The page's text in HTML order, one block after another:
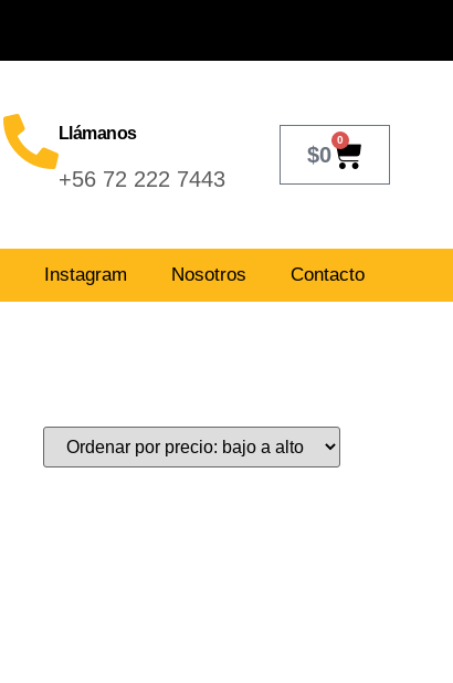
Llámanos
+56 72 222 7443
$0
0
Instagram Nosotros Contacto